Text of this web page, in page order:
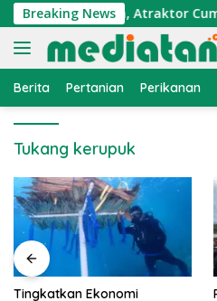
Langsung
ke
konten
Breaking News
Nelayan, Atraktor Cumi
Berita Pertanian Perikanan
Tukang kerupuk
PDKT Danau Tempe :